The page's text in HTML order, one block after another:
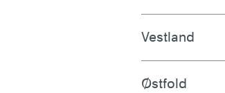
Vestland
Østfold